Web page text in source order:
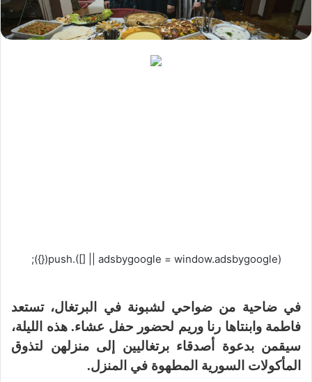
(adsbygoogle = window.adsbygoogle || []).push({});
في ضاحية من ضواحي لشبونة في البرتغال، تستعد
فاطمة وابنتاها رنا وريم لحضور حفل عشاء. هذه الليلة،
سيقمن بدعوة أصدقاء برتغاليين إلى منزلهن لتذوق
المأكولات السورية المطهوة في المنزل.